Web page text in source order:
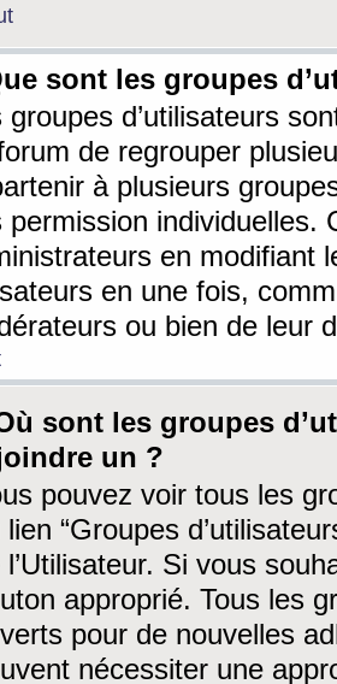
sont les groupes
groupes d’utilisateurs
de regrouper
à plusieurs
permission individuelles.
en modifiant
en une fois,
ou bien de leur
sont les groupes
un ?
pouvez voir tous les
lien “Groupes
l’Utilisateur. Si vous
approprié. Tous les
pour de nouvelles
nécessiter une